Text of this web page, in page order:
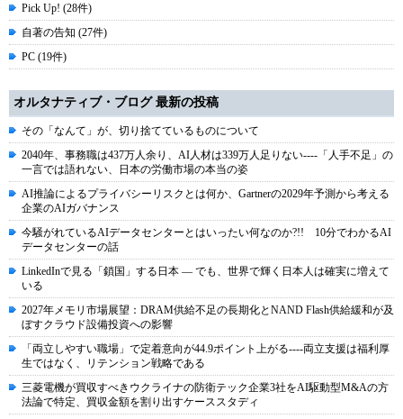
Pick Up! (28件)
自著の告知 (27件)
PC (19件)
オルタナティブ・ブログ 最新の投稿
その「なんて」が、切り捨てているものについて
2040年、事務職は437万人余り、AI人材は339万人足りない----「人手不足」の
一言では語れない、日本の労働市場の本当の姿
AI推論によるプライバシーリスクとは何か、Gartnerの2029年予測から考える
企業のAIガバナンス
今騒がれているAIデータセンターとはいったい何なのか?!! 10分でわかるAI
データセンターの話
LinkedInで見る「鎖国」する日本 ― でも、世界で輝く日本人は確実に増えて
いる
2027年メモリ市場展望：DRAM供給不足の長期化とNAND Flash供給緩和が及
ぼすクラウド設備投資への影響
「両立しやすい職場」で定着意向が44.9ポイント上がる----両立支援は福利厚
生ではなく、リテンション戦略である
三菱電機が買収すべきウクライナの防衛テック企業3社をAI駆動型M&Aの方
法論で特定、買収金額を割り出すケーススタディ